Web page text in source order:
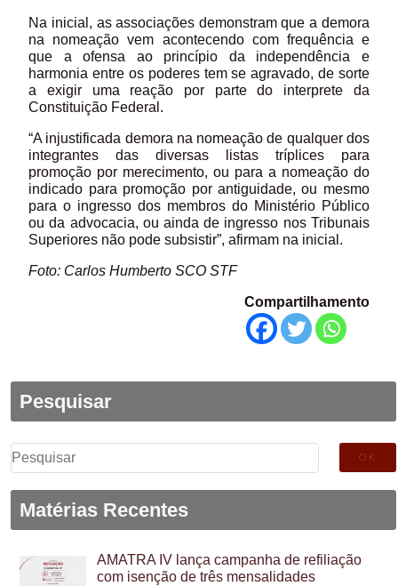
Na inicial, as associações demonstram que a demora
na nomeação vem acontecendo com frequência e
que a ofensa ao princípio da independência e
harmonia entre os poderes tem se agravado, de sorte
a exigir uma reação por parte do interprete da
Constituição Federal.
“A injustificada demora na nomeação de qualquer dos
integrantes das diversas listas tríplices para
promoção por merecimento, ou para a nomeação do
indicado para promoção por antiguidade, ou mesmo
para o ingresso dos membros do Ministério Público
ou da advocacia, ou ainda de ingresso nos Tribunais
Superiores não pode subsistir”, afirmam na inicial.
Foto: Carlos Humberto SCO STF
Compartilhamento
Pesquisar
Pesquisar
por:
Matérias Recentes
AMATRA IV lança campanha de refiliação
com isenção de três mensalidades